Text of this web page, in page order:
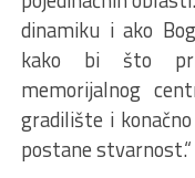
dinamiku i ako
kako bi što
memorijalnog
gradilište i
postane